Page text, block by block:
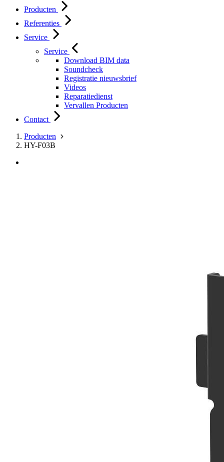
Producten
Referenties
Service
Service
Download BIM data
Soundcheck
Registratie nieuwsbrief
Videos
Reparatiedienst
Vervallen Producten
Contact
Producten
HY-F03B